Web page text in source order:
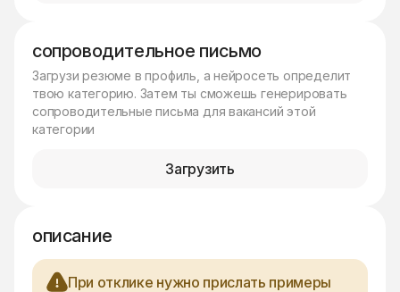
сопроводительное письмо
Загрузи резюме в профиль, а нейросеть определит
твою категорию. Затем ты сможешь генерировать
сопроводительные письма для вакансий этой
категории
Загрузить
описание
При отклике нужно прислать примеры